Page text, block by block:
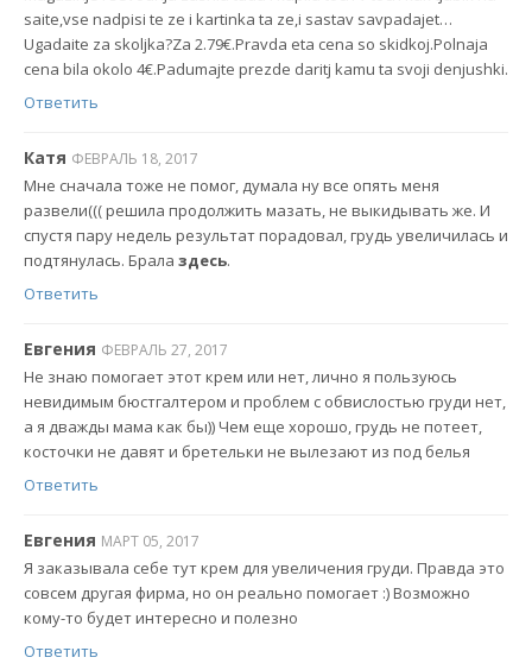
saite,vse nadpisi te ze i kartinka ta ze,i sastav savpadajet…
Ugadaite za skoljka?Za 2.79€.Pravda eta cena so skidkoj.Polnaja
cena bila okolo 4€.Padumajte prezde daritj kamu ta svoji denjushki.
Ответить
Катя ФЕВРАЛЬ 18, 2017
Мне сначала тоже не помог, думала ну все опять меня
развели((( решила продолжить мазать, не выкидывать же. И
спустя пару недель результат порадовал, грудь увеличилась и
подтянулась. Брала здесь.
Ответить
Евгения ФЕВРАЛЬ 27, 2017
Не знаю помогает этот крем или нет, лично я пользуюсь
невидимым бюстгалтером и проблем с обвислостью груди нет,
а я дважды мама как бы)) Чем еще хорошо, грудь не потеет,
косточки не давят и бретельки не вылезают из под белья
Ответить
Евгения МАРТ 05, 2017
Я заказывала себе тут крем для увеличения груди. Правда это
совсем другая фирма, но он реально помогает :) Возможно
кому-то будет интересно и полезно
Ответить